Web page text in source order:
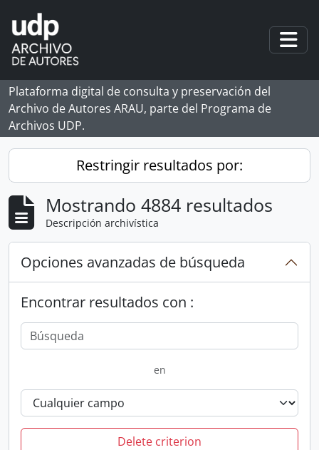
Skip to main content
Plataforma digital de consulta y preservación del
Archivo de Autores ARAU, parte del Programa de
Archivos UDP.
Restringir resultados por:
Mostrando 4884 resultados
Descripción archivística
Opciones avanzadas de búsqueda
Encontrar resultados con :
en
Delete criterion